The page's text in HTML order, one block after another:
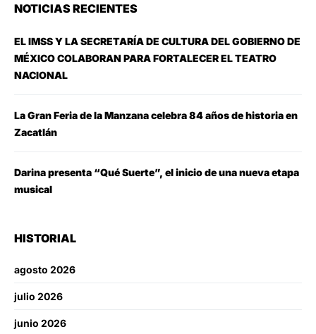
NOTICIAS RECIENTES
EL IMSS Y LA SECRETARÍA DE CULTURA DEL GOBIERNO DE
MÉXICO COLABORAN PARA FORTALECER EL TEATRO
NACIONAL
La Gran Feria de la Manzana celebra 84 años de historia en
Zacatlán
Darina presenta “Qué Suerte”, el inicio de una nueva etapa
musical
HISTORIAL
agosto 2026
julio 2026
junio 2026